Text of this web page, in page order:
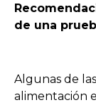
de una
Algunas de
alimentación